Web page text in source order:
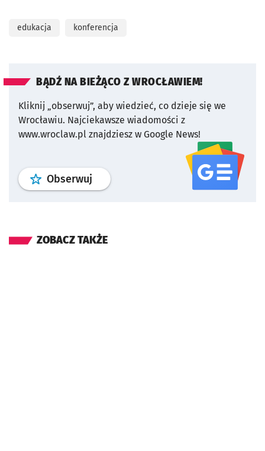
edukacja konferencja
BĄDŹ NA BIEŻĄCO Z WROCŁAWIEM!
Kliknij „obserwuj”, aby wiedzieć, co dzieje się we
Wrocławiu. Najciekawsze wiadomości z
www.wroclaw.pl znajdziesz w Google News!
Obserwuj profil serwisu
ZOBACZ TAKŻE